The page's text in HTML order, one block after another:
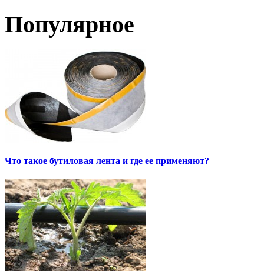
Популярное
Что такое бутиловая лента и где ее применяют?